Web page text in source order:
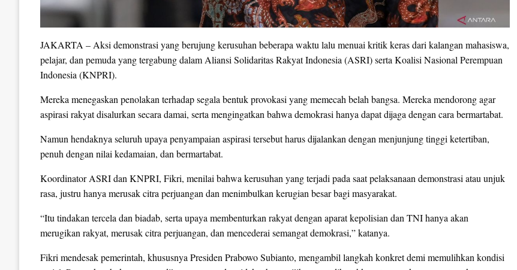
JAKARTA – Aksi demonstrasi yang berujung kerusuhan beberapa waktu lalu menuai kritik keras dari kalangan mahasiswa,
pelajar, dan pemuda yang tergabung dalam Aliansi Solidaritas Rakyat Indonesia (ASRI) serta Koalisi Nasional Perempuan
Indonesia (KNPRI).
Mereka menegaskan penolakan terhadap segala bentuk provokasi yang memecah belah bangsa. Mereka mendorong agar
aspirasi rakyat disalurkan secara damai, serta mengingatkan bahwa demokrasi hanya dapat dijaga dengan cara bermartabat.
Namun hendaknya seluruh upaya penyampaian aspirasi tersebut harus dijalankan dengan menjunjung tinggi ketertiban,
penuh dengan nilai kedamaian, dan bermartabat.
Koordinator ASRI dan KNPRI, Fikri, menilai bahwa kerusuhan yang terjadi pada saat pelaksanaan demonstrasi atau unjuk
rasa, justru hanya merusak citra perjuangan dan menimbulkan kerugian besar bagi masyarakat.
“Itu tindakan tercela dan biadab, serta upaya membenturkan rakyat dengan aparat kepolisian dan TNI hanya akan
merugikan rakyat, merusak citra perjuangan, dan mencederai semangat demokrasi,” katanya.
Fikri mendesak pemerintah, khususnya Presiden Prabowo Subianto, mengambil langkah konkret demi memulihkan kondisi